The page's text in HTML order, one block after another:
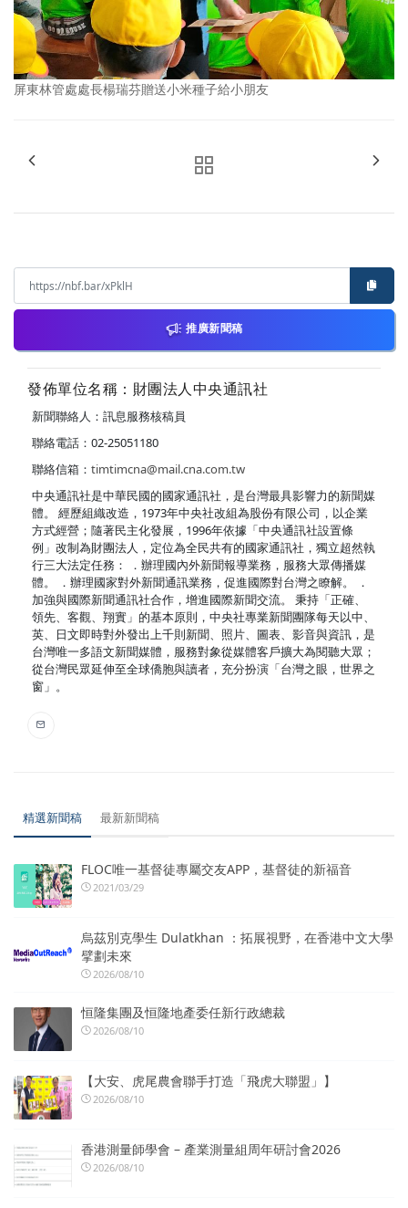
屏東林管處處長楊瑞芬贈送小米種子給小朋友
推廣新聞稿
發佈單位名稱：財團法人中央通訊社
新聞聯絡人：訊息服務核稿員
聯絡電話：02-25051180
聯絡信箱： timtimcna@mail.cna.com.tw
中央通訊社是中華民國的國家通訊社，是台灣最具影響力的新聞媒
體。 經歷組織改造，1973年中央社改組為股份有限公司，以企業
方式經營；隨著民主化發展，1996年依據「中央通訊社設置條
例」改制為財團法人，定位為全民共有的國家通訊社，獨立超然執
行三大法定任務： ．辦理國內外新聞報導業務，服務大眾傳播媒
體。 ．辦理國家對外新聞通訊業務，促進國際對台灣之瞭解。 ．
加強與國際新聞通訊社合作，增進國際新聞交流。 秉持「正確、
領先、客觀、翔實」的基本原則，中央社專業新聞團隊每天以中、
英、日文即時對外發出上千則新聞、照片、圖表、影音與資訊，是
台灣唯一多語文新聞媒體，服務對象從媒體客戶擴大為閱聽大眾；
從台灣民眾延伸至全球僑胞與讀者，充分扮演「台灣之眼，世界之
窗」。
精選新聞稿 最新新聞稿
FLOC唯一基督徒專屬交友APP，基督徒的新福音
2021/03/29
烏茲別克學生 Dulatkhan ：拓展視野，在香港中文大學
擘劃未來
2026/08/10
恒隆集團及恒隆地產委任新行政總裁
2026/08/10
【大安、虎尾農會聯手打造「飛虎大聯盟」】
2026/08/10
香港測量師學會 – 產業測量組周年研討會2026
2026/08/10